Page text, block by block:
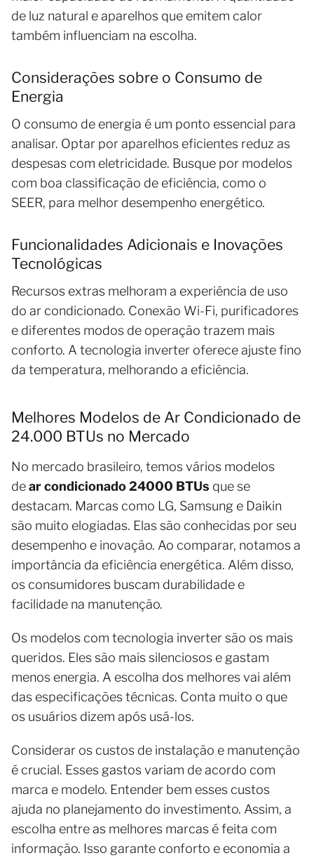
de luz natural e aparelhos que emitem calor
também influenciam na escolha.
Considerações sobre o Consumo de
Energia
O consumo de energia é um ponto essencial para
analisar. Optar por aparelhos eficientes reduz as
despesas com eletricidade. Busque por modelos
com boa classificação de eficiência, como o
SEER, para melhor desempenho energético.
Funcionalidades Adicionais e Inovações
Tecnológicas
Recursos extras melhoram a experiência de uso
do ar condicionado. Conexão Wi-Fi, purificadores
e diferentes modos de operação trazem mais
conforto. A tecnologia inverter oferece ajuste fino
da temperatura, melhorando a eficiência.
Melhores Modelos de Ar Condicionado de
24.000 BTUs no Mercado
No mercado brasileiro, temos vários modelos
dear condicionado 24000 BTUs que se
destacam. Marcas como LG, Samsung e Daikin
são muito elogiadas. Elas são conhecidas por seu
desempenho e inovação. Ao comparar, notamos a
importância da eficiência energética. Além disso,
os consumidores buscam durabilidade e
facilidade na manutenção.
Os modelos com tecnologia inverter são os mais
queridos. Eles são mais silenciosos e gastam
menos energia. A escolha dos melhores vai além
das especificações técnicas. Conta muito o que
os usuários dizem após usá-los.
Considerar os custos de instalação e manutenção
é crucial. Esses gastos variam de acordo com
marca e modelo. Entender bem esses custos
ajuda no planejamento do investimento. Assim, a
escolha entre as melhores marcas é feita com
informação. Isso garante conforto e economia a